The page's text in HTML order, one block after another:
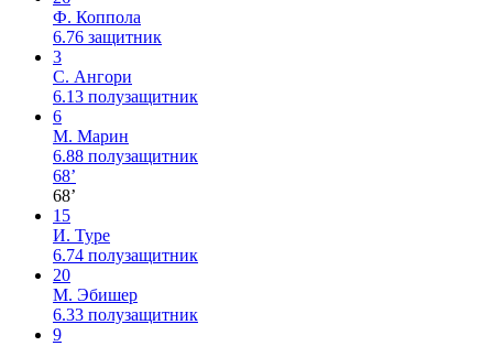
Ф. Коппола
6.76 защитник
3
С. Ангори
6.13 полузащитник
6
М. Марин
6.88 полузащитник
68’
68’
15
И. Туре
6.74 полузащитник
20
М. Эбишер
6.33 полузащитник
9